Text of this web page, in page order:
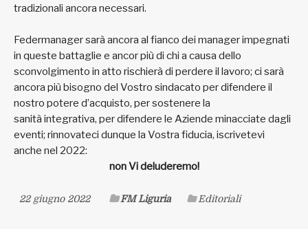
tradizionali ancora necessari.
Federmanager sarà ancora al fianco dei manager impegnati
in queste battaglie e ancor più di chi a causa dello
sconvolgimento in atto rischierà di perdere il lavoro; ci sarà
ancora più bisogno del Vostro sindacato per difendere il
nostro potere d’acquisto, per sostenere la
sanità integrativa, per difendere le Aziende minacciate dagli
eventi; rinnovateci dunque la Vostra fiducia, iscrivetevi
anche nel 2022:
non Vi deluderemo!
22 giugno 2022 FM Liguria Editoriali